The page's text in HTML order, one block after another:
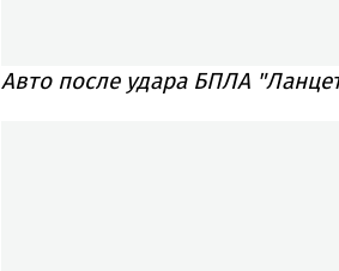
Авто после удара БПЛА